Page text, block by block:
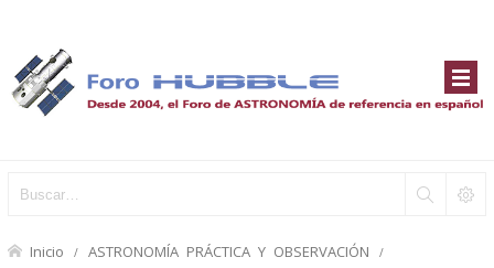
Inicio ASTRONOMÍA PRÁCTICA Y OBSERVACIÓN